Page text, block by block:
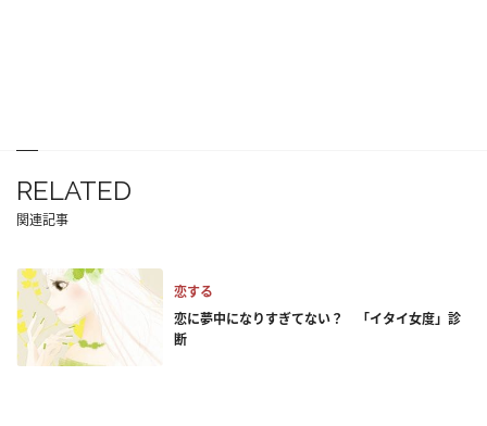
RELATED
関連記事
恋する
恋に夢中になりすぎてない？ 「イタイ女度」診
断